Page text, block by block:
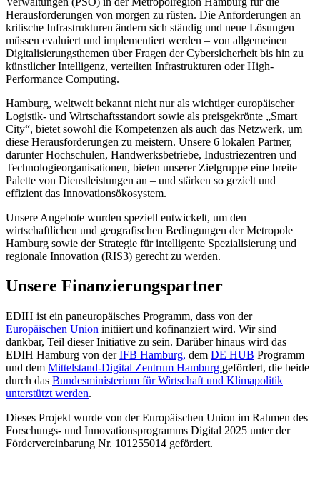
Herausforderungen von morgen zu rüsten. Die Anforderungen an
kritische Infrastrukturen ändern sich ständig und neue Lösungen
müssen evaluiert und implementiert werden – von allgemeinen
Digitalisierungsthemen über Fragen der Cybersicherheit bis hin zu
künstlicher Intelligenz, verteilten Infrastrukturen oder High-
Performance Computing.
Hamburg, weltweit bekannt nicht nur als wichtiger europäischer
Logistik- und Wirtschaftsstandort sowie als preisgekrönte „Smart
City“, bietet sowohl die Kompetenzen als auch das Netzwerk, um
diese Herausforderungen zu meistern. Unsere 6 lokalen Partner,
darunter Hochschulen, Handwerksbetriebe, Industriezentren und
Technologieorganisationen, bieten unserer Zielgruppe eine breite
Palette von Dienstleistungen an – und stärken so gezielt und
effizient das Innovationsökosystem.
Unsere Angebote wurden speziell entwickelt, um den
wirtschaftlichen und geografischen Bedingungen der Metropole
Hamburg sowie der Strategie für intelligente Spezialisierung und
regionale Innovation (RIS3) gerecht zu werden.
Unsere Finanzierungspartner
EDIH ist ein paneuropäisches Programm, dass von der
Europäischen Union initiiert und kofinanziert wird. Wir sind
dankbar, Teil dieser Initiative zu sein. Darüber hinaus wird das
EDIH Hamburg von derIFB Hamburg, dem DE HUB Programm
und dem Mittelstand-Digital Zentrum Hamburg gefördert, die beide
durch das Bundesministerium für Wirtschaft und Klimapolitik
unterstützt werden.
Dieses Projekt wurde von der Europäischen Union im Rahmen des
Forschungs- und Innovationsprogramms Digital 2025 unter der
Fördervereinbarung Nr. 101255014 gefördert.